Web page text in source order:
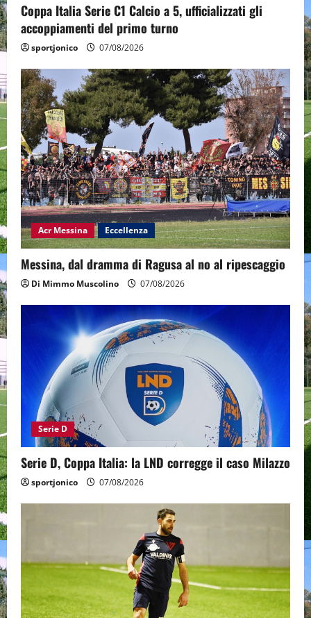
Coppa Italia Serie C1 Calcio a 5, ufficializzati gli
accoppiamenti del primo turno
sportjonico 07/08/2026
Acr Messina Eccellenza
Messina, dal dramma di Ragusa al no al ripescaggio
Di Mimmo Muscolino 07/08/2026
Serie D
Serie D, Coppa Italia: la LND corregge il caso Milazzo
sportjonico 07/08/2026